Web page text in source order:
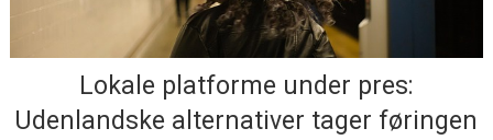
Lokale platforme under pres:
Udenlandske alternativer tager føringen